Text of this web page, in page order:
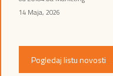
14 Maja, 2026
Pogledaj listu novosti